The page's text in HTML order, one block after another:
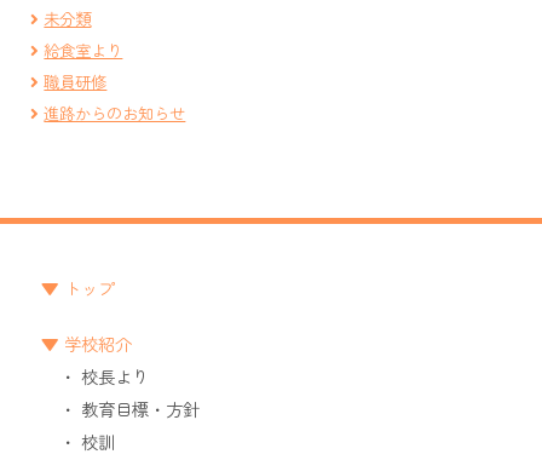
未分類
給食室より
職員研修
進路からのお知らせ
トップ
学校紹介
校長より
教育目標・方針
校訓